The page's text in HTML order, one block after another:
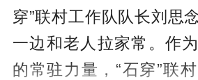
穿”联村工作队队长刘思
一边和老人拉家常。作
的常驻力量，“石穿”联